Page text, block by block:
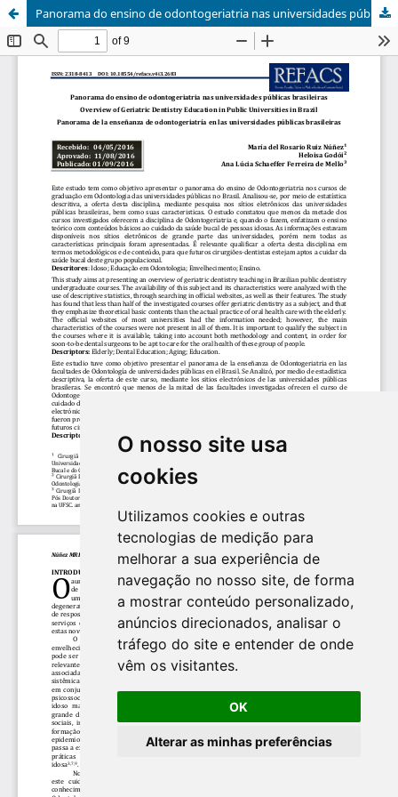
O nosso site usa
cookies
Utilizamos cookies e outras
tecnologias de medição para
melhorar a sua experiência de
navegação no nosso site, de forma
a mostrar conteúdo personalizado,
anúncios direcionados, analisar o
tráfego do site e entender de onde
vêm os visitantes.
OK
Alterar as minhas preferências
Panorama do ensino de odontogeriatria nas universidades públicas brasileiras.